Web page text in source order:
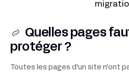
Quelles pages
protéger ?
Toutes les pages d'un site n'ont